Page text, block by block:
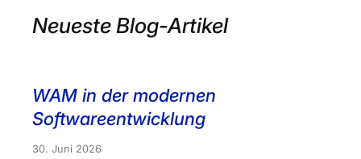
Neueste Blog-Artikel
WAM in der modernen
Softwareentwicklung
30. Juni 2026